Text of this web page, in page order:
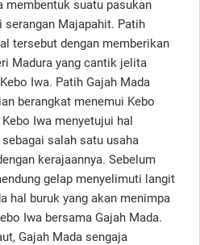
membentuk suatu pasukan
Majapahit. Patih
tersebut dengan memberikan
Madura yang cantik jelita
Iwa. Patih Gajah Mada
berangkat menemui Kebo
Iwa menyetujui hal
salah satu usaha
kerajaannya. Sebelum
gelap menyelimuti langit
hal buruk yang akan menimpa
Iwa bersama Gajah Mada.
Gajah Mada sengaja